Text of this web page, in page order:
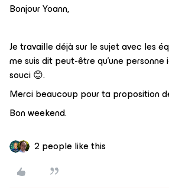
Bonjour Yoann,
Je travaille déjà sur le sujet avec les
me suis dit peut-être qu’une
souci 😊.
Merci beaucoup pour ta proposition
Bon weekend.
2 people like this